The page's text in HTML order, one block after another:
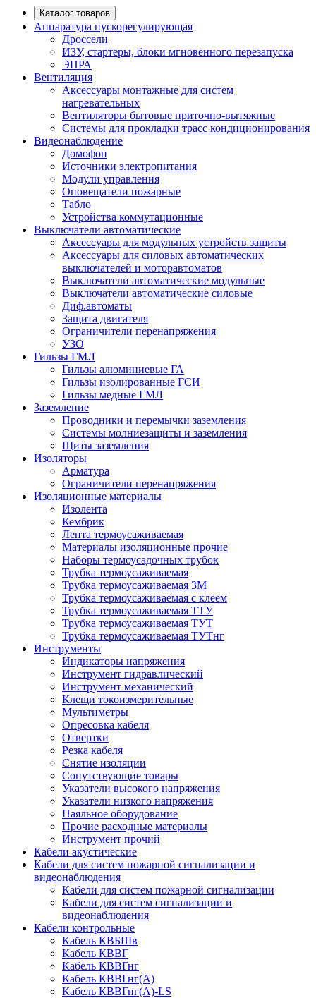
Каталог товаров
Аппаратура пускорегулирующая
Дроссели
ИЗУ, стартеры, блоки мгновенного перезапуска
ЭПРА
Вентиляция
Аксессуары монтажные для систем
нагревательных
Вентиляторы бытовые приточно-вытяжные
Системы для прокладки трасс кондиционирования
Видеонаблюдение
Домофон
Источники электропитания
Модули управления
Оповещатели пожарные
Табло
Устройства коммутационные
Выключатели автоматические
Аксессуары для модульных устройств защиты
Аксессуары для силовых автоматических
выключателей и моторавтоматов
Выключатели автоматические модульные
Выключатели автоматические силовые
Диф.автоматы
Защита двигателя
Ограничители перенапряжения
УЗО
Гильзы ГМЛ
Гильзы алюминиевые ГА
Гильзы изолированные ГСИ
Гильзы медные ГМЛ
Заземление
Проводники и перемычки заземления
Системы молниезащиты и заземления
Щиты заземления
Изоляторы
Арматура
Ограничители перенапряжения
Изоляционные материалы
Изолента
Кембрик
Лента термоусаживаемая
Материалы изоляционные прочие
Наборы термоусадочных трубок
Трубка термоусаживаемая
Трубка термоусаживаемая 3М
Трубка термоусаживаемая с клеем
Трубка термоусаживаемая ТТУ
Трубка термоусаживаемая ТУТ
Трубка термоусаживаемая ТУТнг
Инструменты
Индикаторы напряжения
Инструмент гидравлический
Инструмент механический
Клещи токоизмерительные
Мультиметры
Опресовка кабеля
Отвертки
Резка кабеля
Снятие изоляции
Сопутствующие товары
Указатели высокого напряжения
Указатели низкого напряжения
Паяльное оборудование
Прочие расходные материалы
Инструмент прочий
Кабели акустические
Кабели для систем пожарной сигнализации и
видеонаблюдения
Кабели для систем пожарной сигнализации
Кабели для систем сигнализации и
видеонаблюдения
Кабели контрольные
Кабель КВБШв
Кабель КВВГ
Кабель КВВГнг
Кабель КВВГнг(А)
Кабель КВВГнг(А)-LS